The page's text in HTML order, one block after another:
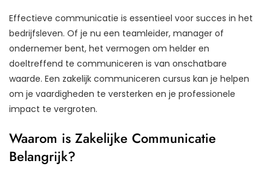
Effectieve communicatie is essentieel voor succes in het
bedrijfsleven. Of je nu een teamleider, manager of
ondernemer bent, het vermogen om helder en
doeltreffend te communiceren is van onschatbare
waarde. Een zakelijk communiceren cursus kan je helpen
om je vaardigheden te versterken en je professionele
impact te vergroten.
Waarom is Zakelijke Communicatie
Belangrijk?